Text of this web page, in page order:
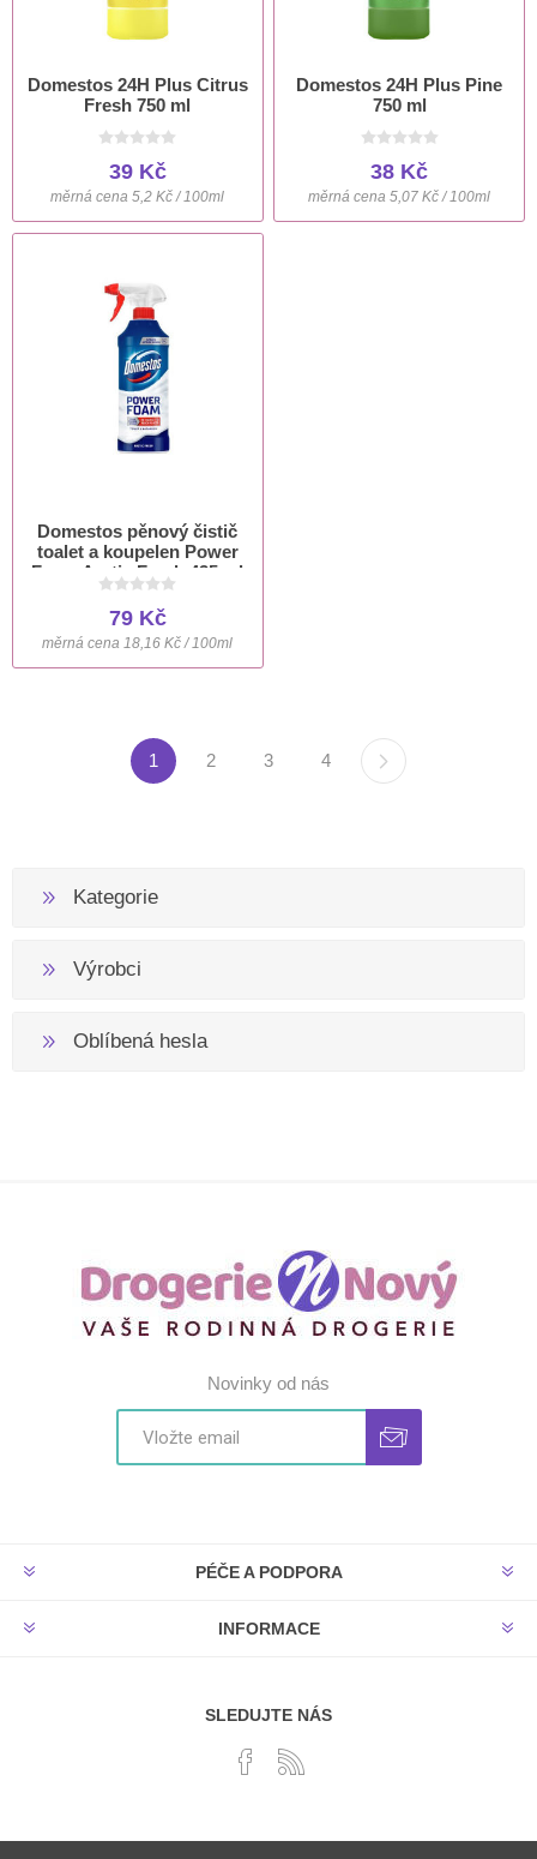
Domestos 24H Plus Citrus
Fresh 750 ml
39 Kč
měrná cena 5,2 Kč / 100ml
Domestos 24H Plus Pine
750 ml
38 Kč
měrná cena 5,07 Kč / 100ml
Domestos pěnový čistič
toalet a koupelen Power
Foam Arctic Fresh 435 ml
79 Kč
měrná cena 18,16 Kč / 100ml
1 2 3 4
Kategorie
Výrobci
Oblíbená hesla
Novinky od nás
PÉČE A PODPORA
INFORMACE
SLEDUJTE NÁS